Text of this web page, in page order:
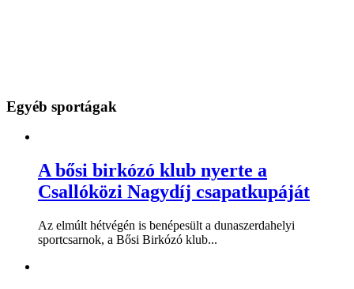
Egyéb sportágak
A bősi birkózó klub nyerte a
Csallóközi Nagydíj csapatkupáját
Az elmúlt hétvégén is benépesült a dunaszerdahelyi
sportcsarnok, a Bősi Birkózó klub...